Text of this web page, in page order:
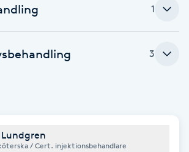
1
3
Leg. Sjuksköterska / Cert. injektionsbehandlare